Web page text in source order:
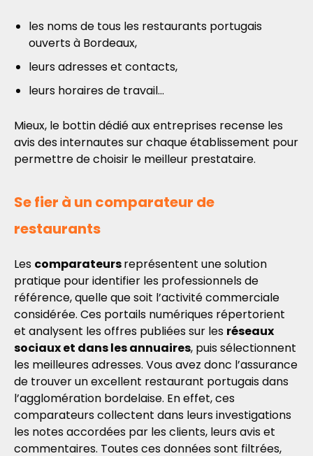
les noms de tous les restaurants portugais
ouverts à Bordeaux,
leurs adresses et contacts,
leurs horaires de travail…
Mieux, le bottin dédié aux entreprises recense les
avis des internautes sur chaque établissement pour
permettre de choisir le meilleur prestataire.
Se fier à un comparateur de
restaurants
Les comparateursreprésentent une solution
pratique pour identifier les professionnels de
référence, quelle que soit l’activité commerciale
considérée. Ces portails numériques répertorient
et analysent les offres publiées sur les réseaux
sociaux et dans les annuaires, puis sélectionnent
les meilleures adresses. Vous avez donc l’assurance
de trouver un excellent restaurant portugais dans
l’agglomération bordelaise. En effet, ces
comparateurs collectent dans leurs investigations
les notes accordées par les clients, leurs avis et
commentaires. Toutes ces données sont filtrées,